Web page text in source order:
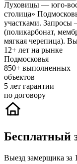
Луховицы — юго-
столица»
участками.
(поликарбонат,
мягкая черепица).
12+ лет на рынке
Подмосковья
850+ выполненных
объектов
5 лет гарантии
по договору
Бесплатный
Выезд замерщика за